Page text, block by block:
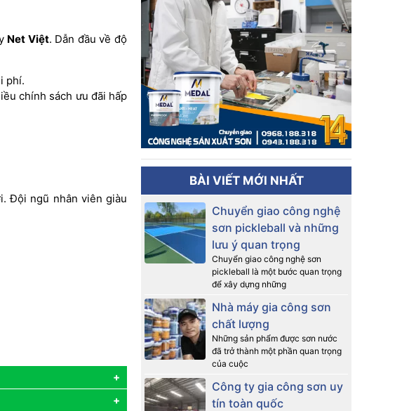
Net Việt. Dẫn đầu về độ
phí.
chính sách ưu đãi hấp
Đội ngũ nhân viên giàu
BÀI VIẾT MỚI NHẤT
Chuyển giao công nghệ
sơn pickleball và những
lưu ý quan trọng
Chuyển giao công nghệ sơn
pickleball là một bước quan trọng
để xây dựng những
Nhà máy gia công sơn
chất lượng
Những sản phẩm được sơn nước
đã trở thành một phần quan trọng
của cuộc
Công ty gia công sơn uy
tín toàn quốc